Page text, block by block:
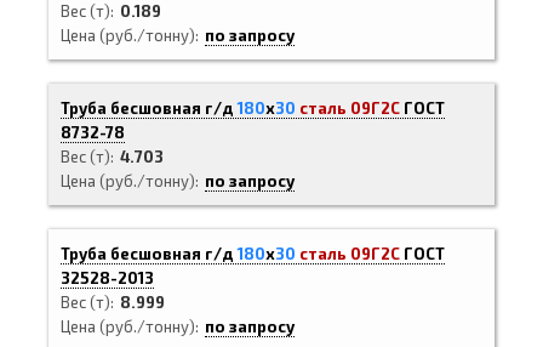
Вес (т)
0.189
Цена (руб./тонну)
по запросу
Труба бесшовная г/д180х30 сталь 09Г2С ГОСТ
8732-78
Вес (т) 4.703
Цена (руб./тонну)
по запросу
Труба бесшовная г/д180х30 сталь 09Г2С ГОСТ
32528-2013
Вес (т)
8.999
Цена (руб./тонну)
по запросу